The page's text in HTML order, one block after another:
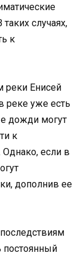
случаях,
к
реки Енисей
реке уже есть
дожди могут
к
если в
дополнив ее